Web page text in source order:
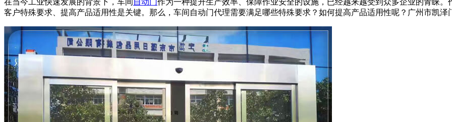
客户特殊要求、提高产品适用性是关键。那么，车间自动门代理需要满足哪些特殊要求？如何提高产品适用性呢？广州市凯泽